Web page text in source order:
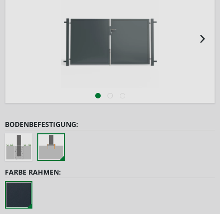
BODENBEFESTIGUNG:
FARBE RAHMEN: